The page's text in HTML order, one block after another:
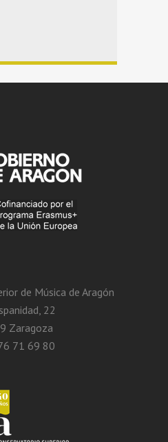
de Música de Aragón
22
Zaragoza
71 69 80